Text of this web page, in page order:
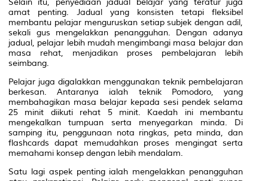
amat penting. Jadual yang konsisten tetapi fleksibel
membantu pelajar menguruskan setiap subjek dengan adil,
sekali gus mengelakkan penangguhan. Dengan adanya
jadual, pelajar lebih mudah mengimbangi masa belajar dan
masa rehat, menjadikan proses pembelajaran lebih
seimbang.
Pelajar juga digalakkan menggunakan teknik pembelajaran
berkesan. Antaranya ialah teknik Pomodoro, yang
membahagikan masa belajar kepada sesi pendek selama
25 minit diikuti rehat 5 minit. Kaedah ini membantu
mengekalkan tumpuan serta menyegarkan minda. Di
samping itu, penggunaan nota ringkas, peta minda, dan
flashcards dapat memudahkan proses mengingat serta
memahami konsep dengan lebih mendalam.
Satu lagi aspek penting ialah mengelakkan penangguhan